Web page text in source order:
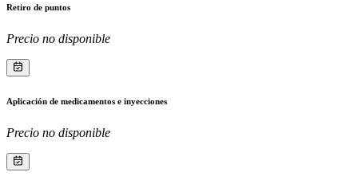
Retiro de puntos
Precio no disponible
Aplicación de medicamentos e inyecciones
Precio no disponible